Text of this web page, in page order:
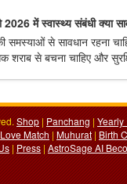
में स्वास्थ्य संबंधी क्या
समस्याओं से सावधान रहना
शराब से बचना चाहिए और
Shop|Panchang|Yearly
Love Match|Muhurat|Birth
|Press|AstroSage AI